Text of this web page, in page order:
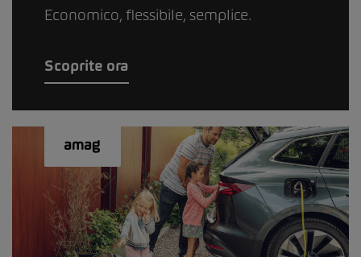
Economico, flessibile, semplice.
Scoprite ora